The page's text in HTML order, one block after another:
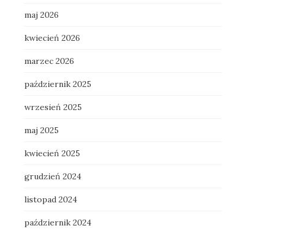
maj 2026
kwiecień 2026
marzec 2026
październik 2025
wrzesień 2025
maj 2025
kwiecień 2025
grudzień 2024
listopad 2024
październik 2024